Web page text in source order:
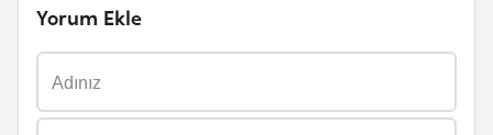
Yorum Ekle
l